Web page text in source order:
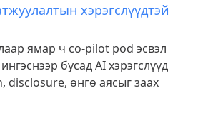
хэрэгслүүдтэй
ямар ч co-pilot pod эсвэл
бусад AI хэрэгслүүд
disclosure, өнгө аясыг заах